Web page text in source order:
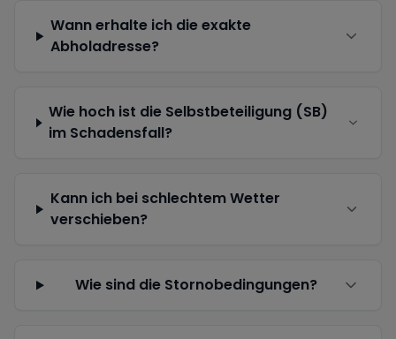
Wann erhalte ich die exakte
Abholadresse?
Wie hoch ist die Selbstbeteiligung (SB)
im Schadensfall?
Kann ich bei schlechtem Wetter
verschieben?
Wie sind die Stornobedingungen?